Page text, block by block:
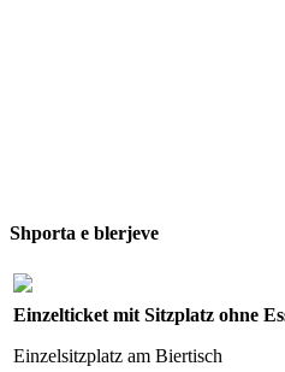
Shporta e blerjeve
Einzelticket mit Sitzplatz ohne
Einzelsitzplatz am Biertisch